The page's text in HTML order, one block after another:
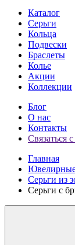
Каталог
Серьги
Кольца
Подвески
Браслеты
Колье
Акции
Коллекции
Блог
О нас
Контакты
Связаться
Главная
Ювелирные
Серьги из
Серьги с